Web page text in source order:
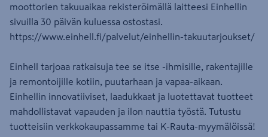
moottorien takuuaikaa rekisteröimällä laitteesi Einhellin
sivuilla 30 päivän kuluessa ostostasi.
https://www.einhell.fi/palvelut/einhellin-takuutarjoukset/
Einhell tarjoaa ratkaisuja tee se itse -ihmisille, rakentajille
ja remontoijille kotiin, puutarhaan ja vapaa-aikaan.
Einhellin innovatiiviset, laadukkaat ja luotettavat tuotteet
mahdollistavat vapauden ja ilon nauttia työstä. Tutustu
tuotteisiin verkkokaupassamme tai K-Rauta-myymälöissä!